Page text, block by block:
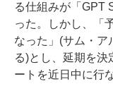
る仕組みが「GPT
った。しかし、「
なった」(サム・ア
る)とし、延期を
ートを近日中に行